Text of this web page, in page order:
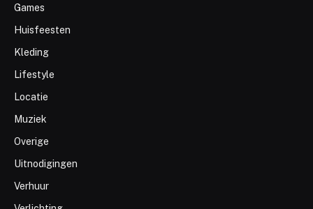
Games
Huisfeesten
Kleding
Lifestyle
Locatie
Muziek
Overige
Uitnodigingen
Verhuur